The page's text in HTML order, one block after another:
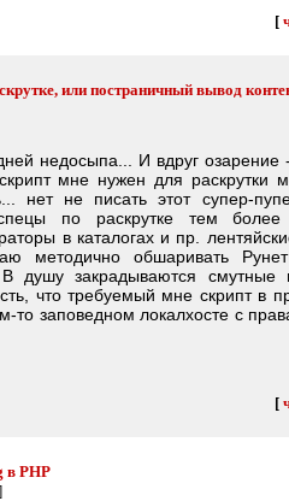
[
или постраничный вывод
недосыпа... И вдруг озарение
мне нужен для раскрутки
нет не писать этот супер-
по раскрутке тем
в каталогах и пр.
методично обшаривать
душу закрадываются смутные
что требуемый мне скрипт в
то заповедном локалхосте с
[
в PHP